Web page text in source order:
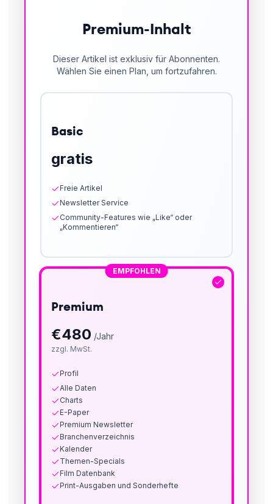
Premium-Inhalt
Dieser Artikel ist exklusiv für Abonnenten.
Wählen Sie einen Plan, um fortzufahren.
Basic
gratis
Freie Artikel
Newsletter Service
Community-Features wie „Like“ oder
„Kommentieren“
EMPFOHLEN
Premium
€480 /Jahr
zzgl. MwSt.
Profil
Alle Daten
Charts
E-Paper
Premium Newsletter
Branchenverzeichnis
Kalender
Themen-Specials
Film Datenbank
Print-Ausgaben und Sonderhefte